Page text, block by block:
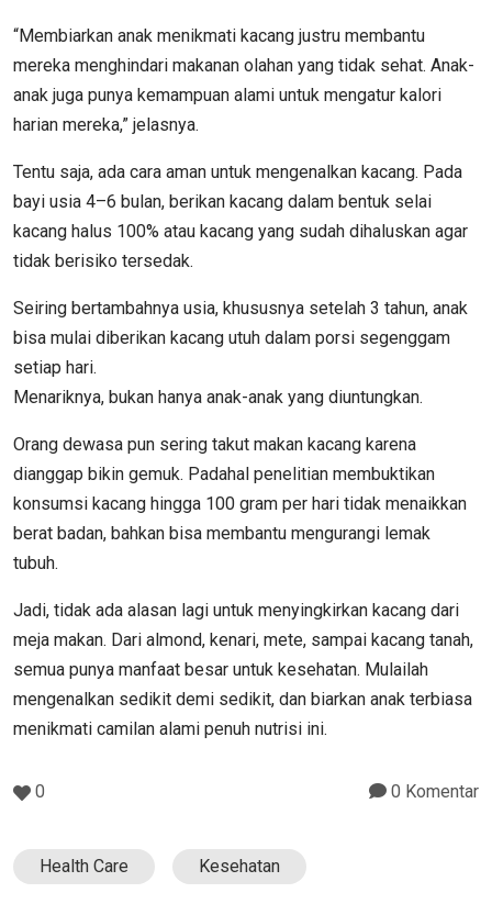
“Membiarkan anak menikmati kacang justru membantu
mereka menghindari makanan olahan yang tidak sehat. Anak-
anak juga punya kemampuan alami untuk mengatur kalori
harian mereka,” jelasnya.
Tentu saja, ada cara aman untuk mengenalkan kacang. Pada
bayi usia 4–6 bulan, berikan kacang dalam bentuk selai
kacang halus 100% atau kacang yang sudah dihaluskan agar
tidak berisiko tersedak.
Seiring bertambahnya usia, khususnya setelah 3 tahun, anak
bisa mulai diberikan kacang utuh dalam porsi segenggam
setiap hari.
Menariknya, bukan hanya anak-anak yang diuntungkan.
Orang dewasa pun sering takut makan kacang karena
dianggap bikin gemuk. Padahal penelitian membuktikan
konsumsi kacang hingga 100 gram per hari tidak menaikkan
berat badan, bahkan bisa membantu mengurangi lemak
tubuh.
Jadi, tidak ada alasan lagi untuk menyingkirkan kacang dari
meja makan. Dari almond, kenari, mete, sampai kacang tanah,
semua punya manfaat besar untuk kesehatan. Mulailah
mengenalkan sedikit demi sedikit, dan biarkan anak terbiasa
menikmati camilan alami penuh nutrisi ini.
0 0 Komentar
Health Care Kesehatan